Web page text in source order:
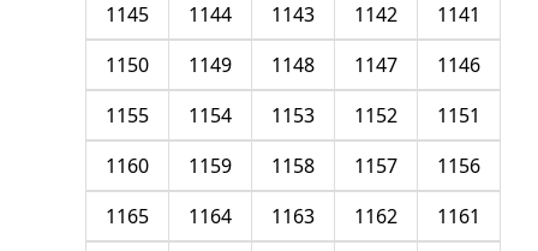
1141
1142
1143
1144
1145
1146
1147
1148
1149
1150
1151
1152
1153
1154
1155
1156
1157
1158
1159
1160
1161
1162
1163
1164
1165